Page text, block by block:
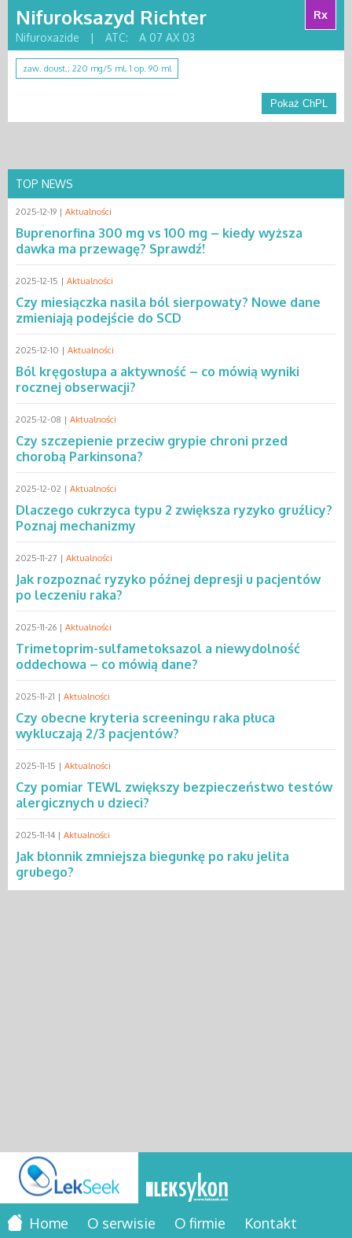
Nifuroksazyd Richter
Rx
Nifuroxazide
| ATC: A 07 AX 03
zaw. doust.; 220 mg/5 ml, 1 op. 90 ml
Pokaż ChPL
TOP NEWS
2025-12-19 | Aktualności
Buprenorfina 300 mg vs 100 mg – kiedy wyższa
dawka ma przewagę? Sprawdź!
2025-12-15 | Aktualności
Czy miesiączka nasila ból sierpowaty? Nowe dane
zmieniają podejście do SCD
2025-12-10 | Aktualności
Ból kręgosłupa a aktywność – co mówią wyniki
rocznej obserwacji?
2025-12-08 | Aktualności
Czy szczepienie przeciw grypie chroni przed
chorobą Parkinsona?
2025-12-02 | Aktualności
Dlaczego cukrzyca typu 2 zwiększa ryzyko gruźlicy?
Poznaj mechanizmy
2025-11-27 | Aktualności
Jak rozpoznać ryzyko późnej depresji u pacjentów
po leczeniu raka?
2025-11-26 | Aktualności
Trimetoprim-sulfametoksazol a niewydolność
oddechowa – co mówią dane?
2025-11-21 | Aktualności
Czy obecne kryteria screeningu raka płuca
wykluczają 2/3 pacjentów?
2025-11-15 | Aktualności
Czy pomiar TEWL zwiększy bezpieczeństwo testów
alergicznych u dzieci?
2025-11-14 | Aktualności
Jak błonnik zmniejsza biegunkę po raku jelita
grubego?
Home O serwisie O firmie Kontakt